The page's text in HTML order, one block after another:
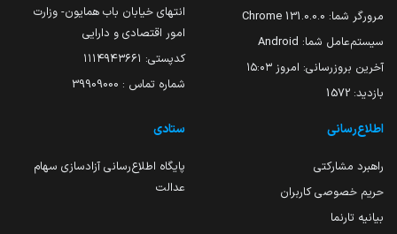
مرورگر شما: 131.0.0.0 Chrome
سیستم‌عامل شما: Android
آخرین بروزرسانی: امروز ۱۵:۰۳
بازدید: 1572
انتهای خیابان باب همایون- وزارت
امور اقتصادی و دارایی
کدپستی: ۱۱۱۴۹۴۳۶۶۱
شماره تماس : 39909000
اطلاع‌رسانی
راهبرد مشارکتی
حریم خصوصی کاربران
بیانیه تارنما
ستادی
پایگاه اطلاع‌رسانی آزادسازی سهام
عدالت